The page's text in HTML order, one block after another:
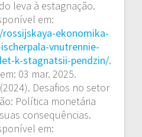
leva à estagnação.
em:
ekonomika-
vnutrennie-
k-stagnatsii-pendzin/.
03 mar. 2025.
(2024). Desafios no setor
Política monetária
consequências.
em: